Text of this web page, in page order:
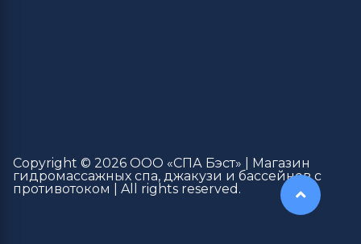
Copyright © 2026 ООО «СПА Бэст» | Магазин
гидромассажных спа, джакузи и бассейнов с
противотоком | All rights reserved.